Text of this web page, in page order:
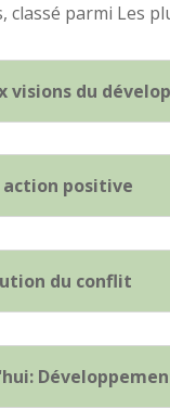
classé parmi Les
visions du
action positive
du conflit